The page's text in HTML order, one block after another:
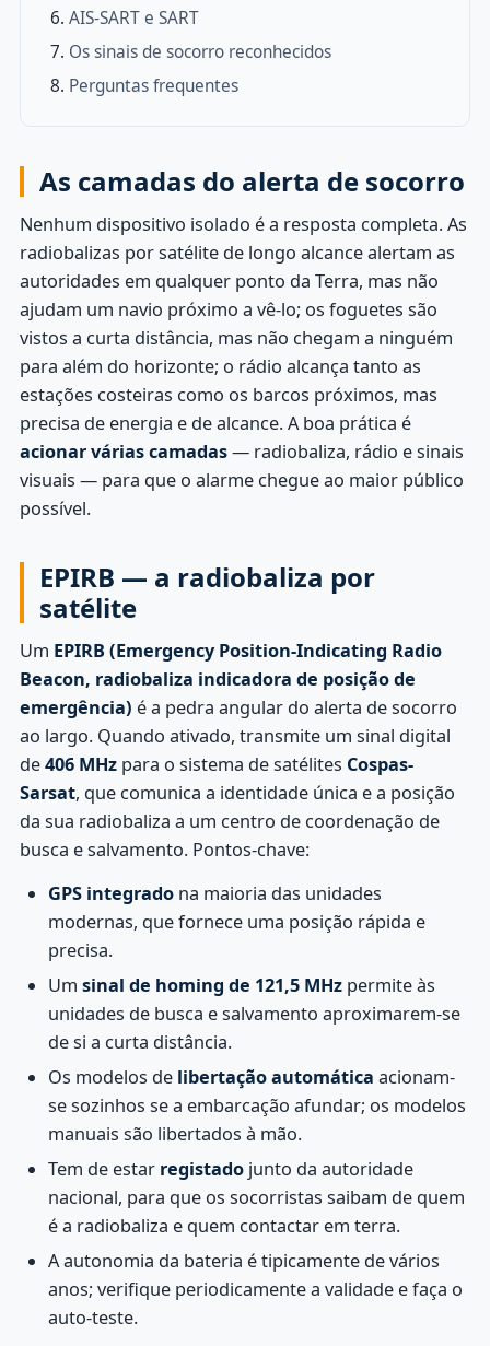
AIS-SART e SART
Os sinais de socorro reconhecidos
Perguntas frequentes
As camadas do alerta de socorro
Nenhum dispositivo isolado é a resposta completa. As
radiobalizas por satélite de longo alcance alertam as
autoridades em qualquer ponto da Terra, mas não
ajudam um navio próximo a vê-lo; os foguetes são
vistos a curta distância, mas não chegam a ninguém
para além do horizonte; o rádio alcança tanto as
estações costeiras como os barcos próximos, mas
precisa de energia e de alcance. A boa prática é
acionar várias camadas— radiobaliza, rádio e sinais
visuais — para que o alarme chegue ao maior público
possível.
EPIRB — a radiobaliza por
satélite
Um EPIRB (Emergency Position-Indicating Radio
Beacon, radiobaliza indicadora de posição de
emergência) é a pedra angular do alerta de socorro
ao largo. Quando ativado, transmite um sinal digital
de406 MHz para o sistema de satélites Cospas-
Sarsat, que comunica a identidade única e a posição
da sua radiobaliza a um centro de coordenação de
busca e salvamento. Pontos-chave:
GPS integrado na maioria das unidades
modernas, que fornece uma posição rápida e
precisa.
Um sinal de homing de 121,5 MHz permite às
unidades de busca e salvamento aproximarem-se
de si a curta distância.
Os modelos de libertação automática acionam-
se sozinhos se a embarcação afundar; os modelos
manuais são libertados à mão.
Tem de estar registado junto da autoridade
nacional, para que os socorristas saibam de quem
é a radiobaliza e quem contactar em terra.
A autonomia da bateria é tipicamente de vários
anos; verifique periodicamente a validade e faça o
auto-teste.